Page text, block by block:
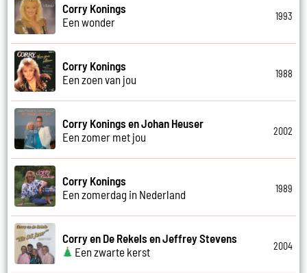
Corry Konings
Een wonder
1993
Corry Konings
Een zoen van jou
1988
Corry Konings en Johan Heuser
Een zomer met jou
2002
Corry Konings
Een zomerdag in Nederland
1989
Corry en De Rekels en Jeffrey Stevens
Een zwarte kerst
2004